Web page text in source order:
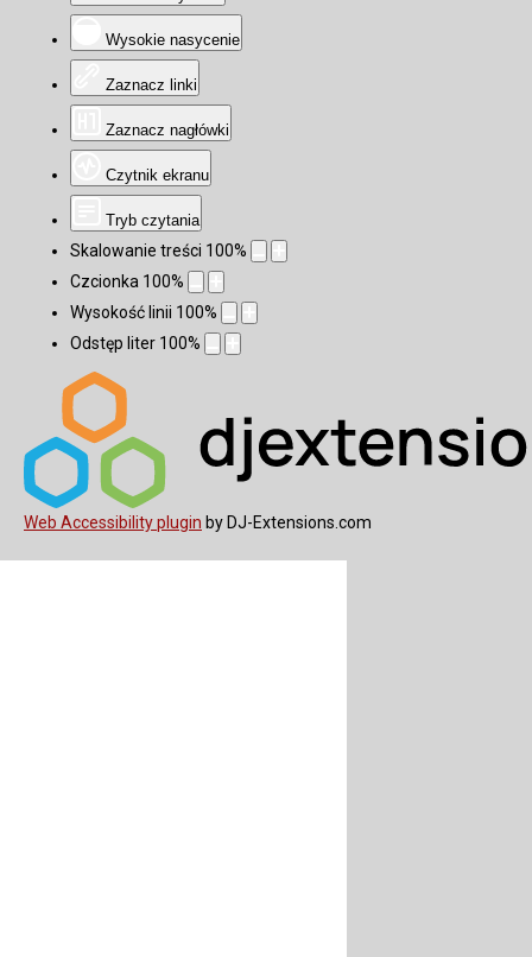
Wysokie nasycenie
Zaznacz linki
Zaznacz nagłówki
Czytnik ekranu
Tryb czytania
Skalowanie treści 100%
Czcionka 100%
Wysokość linii 100%
Odstęp liter 100%
Web Accessibility plugin by DJ-Extensions.com